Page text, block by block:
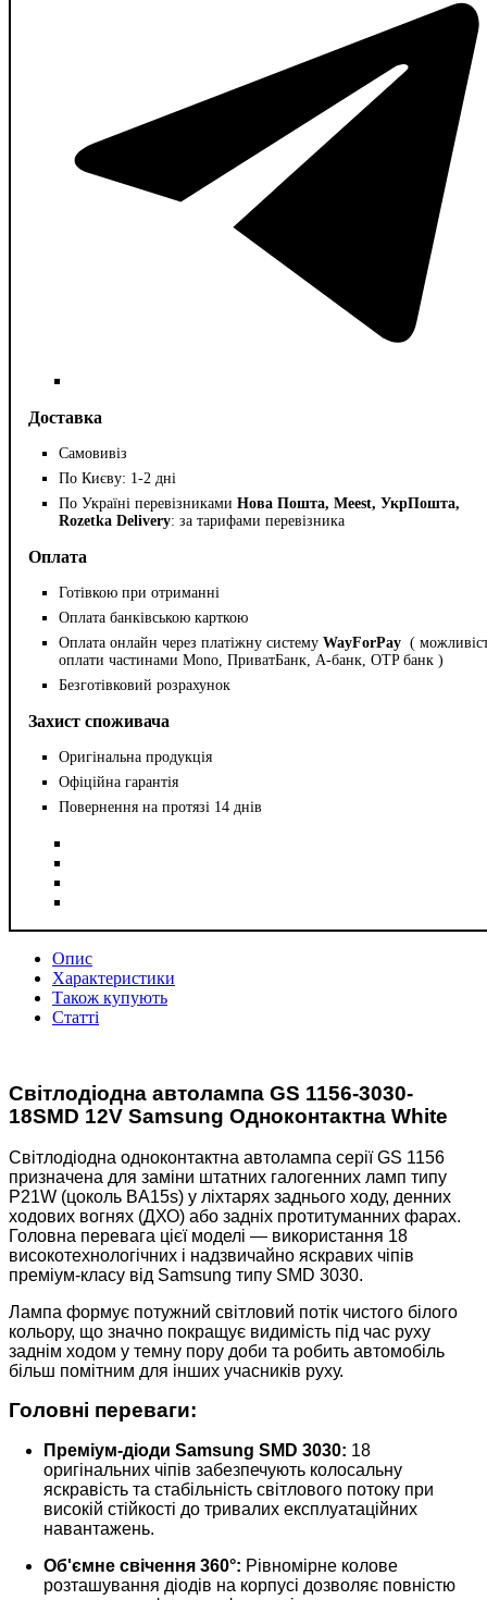
Доставка
Самовивіз
По Києву: 1-2 дні
По Україні перевізниками Нова Пошта, Meest, УкрПошта,
Rozetka Delivery: за тарифами перевізника
Оплата
Готівкою при отриманні
Оплата банківською карткою
Оплата онлайн через платіжну систему WayForPay (
оплати частинами Mono, ПриватБанк, А-банк, OTP банк )
Безготівковий розрахунок
Захист споживача
Оригінальна продукція
Офіційна гарантія
Повернення на протязі 14 днів
Опис
Характеристики
Також купують
Статті
Світлодіодна автолампа GS 1156-3030-
18SMD 12V Samsung Одноконтактна White
Світлодіодна одноконтактна автолампа серії GS 1156
призначена для заміни штатних галогенних ламп типу
P21W (цоколь BA15s) у ліхтарях заднього ходу, денних
ходових вогнях (ДХО) або задніх протитуманних фарах.
Головна перевага цієї моделі — використання 18
високотехнологічних і надзвичайно яскравих чіпів
преміум-класу від Samsung типу SMD 3030.
Лампа формує потужний світловий потік чистого білого
кольору, що значно покращує видимість під час руху
заднім ходом у темну пору доби та робить автомобіль
більш помітним для інших учасників руху.
Головні переваги:
Преміум-діоди Samsung SMD 3030: 18
оригінальних чіпів забезпечують колосальну
яскравість та стабільність світлового потоку при
високій стійкості до тривалих експлуатаційних
навантажень.
Об'ємне свічення 360°: Рівномірне колове
розташування діодів на корпусі дозволяє повністю